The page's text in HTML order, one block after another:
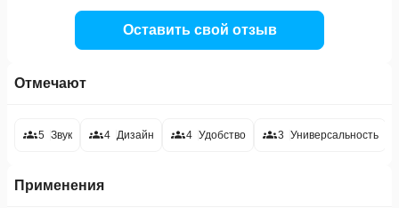
Оставить свой отзыв
Отмечают
5 Звук 4 Дизайн 4 Удобство 3 Универсальность
Применения